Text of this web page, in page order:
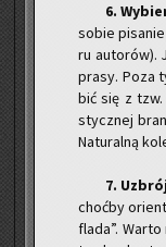
​6.
sobie
ru au­to­rów).
prasy. Poza
bić się z
stycz­nej
Na­tu­ral­ną
​7.
choć­by
fla­da”.